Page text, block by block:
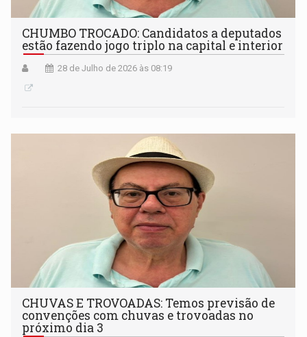
CHUMBO TROCADO: Candidatos a deputados
estão fazendo jogo triplo na capital e interior
28 de Julho de 2026 às 08:19
CHUVAS E TROVOADAS: Temos previsão de
convenções com chuvas e trovoadas no
próximo dia 3